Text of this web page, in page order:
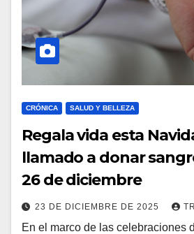
CRÓNICA SALUD Y BELLEZA
Regala vida esta
llamado a donar
26 de diciembre
23 DE DICIEMBRE DE 2025
En el marco de las celebraciones